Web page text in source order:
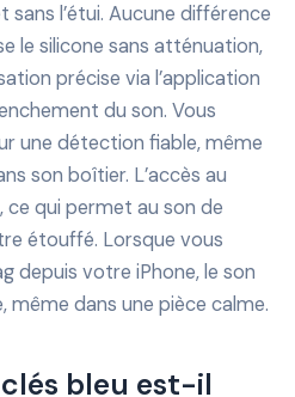
l’étui. Aucune différence
le silicone sans atténuation,
précise via l’application
du son. Vous
une détection fiable, même
son boîtier. L’accès au
qui permet au son de
étouffé. Lorsque vous
depuis votre iPhone, le son
dans une pièce calme.
bleu est-il